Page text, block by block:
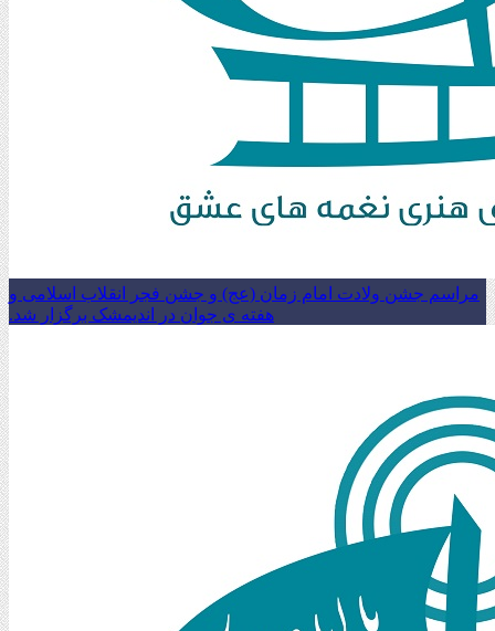
مراسم جشن ولادت امام زمان (عج) و جشن فجر انقلاب اسلامی و
هفته ی جوان در اندیمشک برگزار شد.